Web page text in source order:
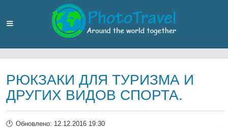
РЮКЗАКИ ДЛЯ ТУРИЗМА И
ДРУГИХ ВИДОВ СПОРТА.
Обновлено: 12.12.2016 19:30